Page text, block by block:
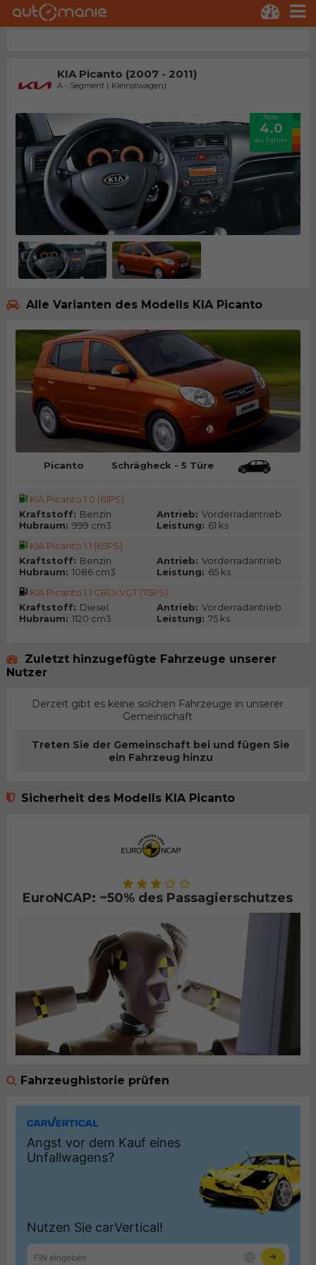
KIA Picanto (2007 - 2011)
A - Segment ( Kleinstwagen)
Note
4.0
der Fahrer
Alle Varianten des Modells KIA Picanto
Picanto Schrägheck - 5 Türe
KIA Picanto 1.0 (61PS)
Kraftstoff: Benzin Antrieb: Vorderradantrieb
Hubraum: 999 cm3 Leistung: 61 ks
KIA Picanto 1.1 (65PS)
Kraftstoff: Benzin Antrieb: Vorderradantrieb
Hubraum: 1086 cm3 Leistung: 65 ks
KIA Picanto 1.1 CRDi VGT (75PS)
Kraftstoff: Diesel Antrieb: Vorderradantrieb
Hubraum: 1120 cm3 Leistung: 75 ks
Zuletzt hinzugefügte Fahrzeuge unserer
Nutzer
Derzeit gibt es keine solchen Fahrzeuge in unserer
Gemeinschaft
Treten Sie der Gemeinschaft bei und fügen Sie
ein Fahrzeug hinzu
Sicherheit des Modells KIA Picanto
EuroNCAP: ~50% des Passagierschutzes
Fahrzeughistorie prüfen